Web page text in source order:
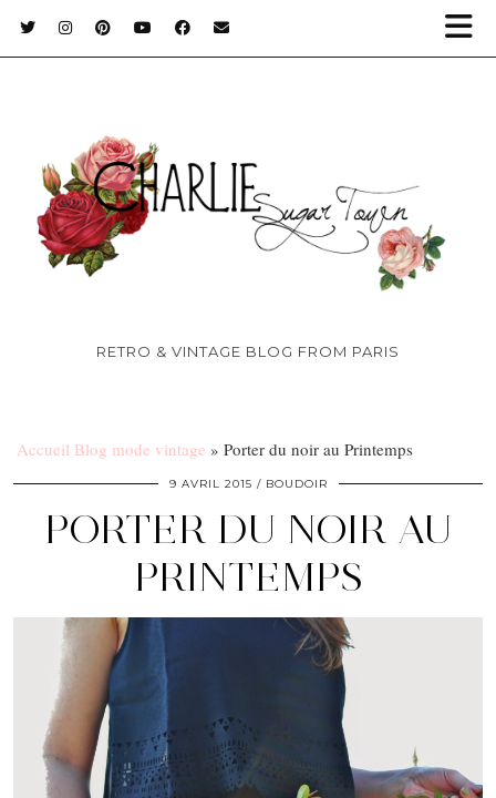
RETRO & VINTAGE BLOG FROM PARIS
Accueil Blog mode vintage » Porter du noir au Printemps
9 AVRIL 2015 BOUDOIR
PORTER DU NOIR AU
PRINTEMPS